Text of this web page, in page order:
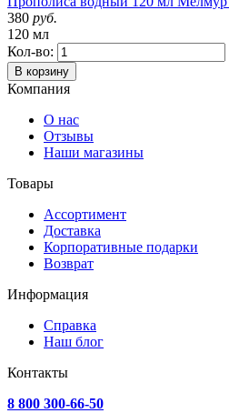
380 руб.
120 мл
Кол-во:
В корзину
Компания
О нас
Отзывы
Наши магазины
Товары
Ассортимент
Доставка
Корпоративные подарки
Возврат
Информация
Справка
Наш блог
Контакты
8 800 300-66-50